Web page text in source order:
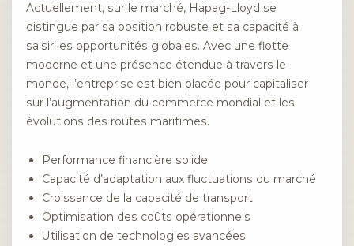
Actuellement, sur le marché, Hapag-Lloyd se
distingue par sa position robuste et sa capacité à
saisir les opportunités globales. Avec une flotte
moderne et une présence étendue à travers le
monde, l’entreprise est bien placée pour capitaliser
sur l’augmentation du commerce mondial et les
évolutions des routes maritimes.
Performance financière solide
Capacité d’adaptation aux fluctuations du marché
Croissance de la capacité de transport
Optimisation des coûts opérationnels
Utilisation de technologies avancées